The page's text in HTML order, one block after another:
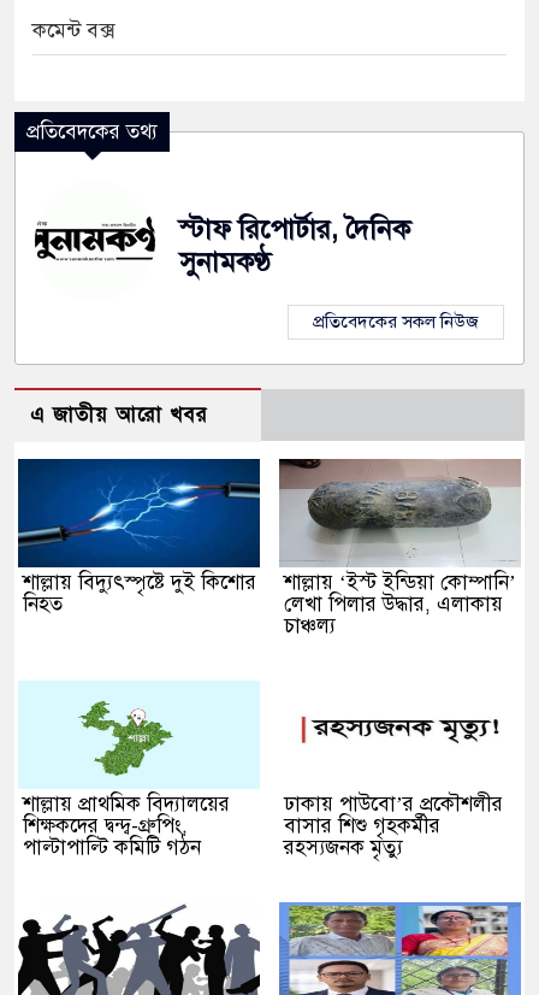
কমেন্ট বক্স
প্রতিবেদকের তথ্য
স্টাফ রিপোর্টার, দৈনিক
সুনামকণ্ঠ
প্রতিবেদকের সকল নিউজ
এ জাতীয় আরো খবর
শাল্লায় বিদ্যুৎস্পৃষ্টে দুই কিশোর
নিহত
শাল্লায় ‘ইস্ট ইন্ডিয়া কোম্পানি’
লেখা পিলার উদ্ধার, এলাকায়
চাঞ্চল্য
শাল্লায় প্রাথমিক বিদ্যালয়ের
শিক্ষকদের দ্বন্দ্ব-গ্রুপিং,
পাল্টাপাল্টি কমিটি গঠন
ঢাকায় পাউবো’র প্রকৌশলীর
বাসার শিশু গৃহকর্মীর
রহস্যজনক মৃত্যু